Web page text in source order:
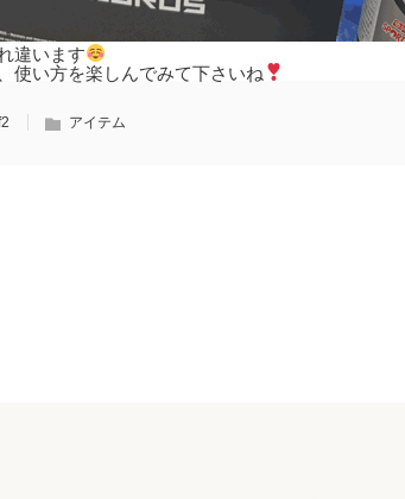
違います
使い方を楽しんでみて下さいね
アイテム